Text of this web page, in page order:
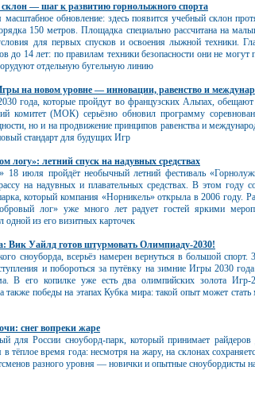
— шаг к развитию горнолыжного спорта
обновление: здесь появится учебный склон
150 метров. Площадка специально рассчитана на
для первых спусков и освоения лыжной техники.
до 14 лет: по правилам техники безопасности они не могут
отдельную бугельную линию
на новом уровне — инновации, равенство и
года, которые пройдут во французских Альпах, обещают
комитет (МОК) серьёзно обновил программу
но и на продвижение принципов равенства и
стандарт для будущих Игр
логу»: летний спуск на надувных средствах
18 июля пройдёт необычный летний фестиваль
на надувных и плавательных средствах. В этом
который компания «Норникель» открыла в 2006 году.
лог» уже много лет радует гостей яркими
одной из его визитных карточек
Вик Уайлд готов штурмовать Олимпиаду‑2030!
сноуборда, всерьёз намерен вернуться в большой спорт.
и побороться за путёвку на зимние Игры 2030
В его копилке уже есть два олимпийских золота
также победы на этапах Кубка мира: такой опыт может
снег вопреки жаре
для России сноуборд‑парк, который принимает
тёплое время года: несмотря на жару, на склонах
разного уровня — новички и опытные сноубордисты